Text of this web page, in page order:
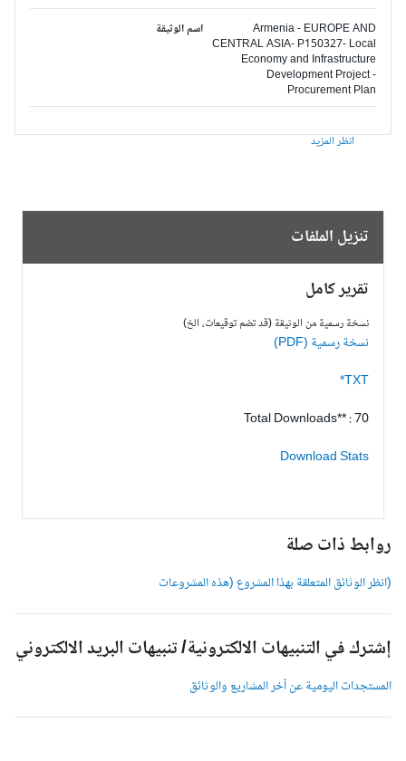
اسم الوثيقة
Armenia - EUROPE AND
CENTRAL ASIA- P150327- Local
Economy and Infrastructure
Development Project -
Procurement Plan
انظر المزيد
تنزيل الملفات
تقرير كامل
نسخة رسمية من الوثيقة (قد تضم توقيعات، الخ)
نسخة رسمية (PDF)
TXT*
Total Downloads** : 70
Download Stats
روابط ذات صلة
(انظر الوثائق المتعلقة بهذا المشروع (هذه المشروعات
إشترك في التنبيهات الالكترونية/ تنبيهات البريد الالكتروني
المستجدات اليومية عن آخر المشاريع والوثائق